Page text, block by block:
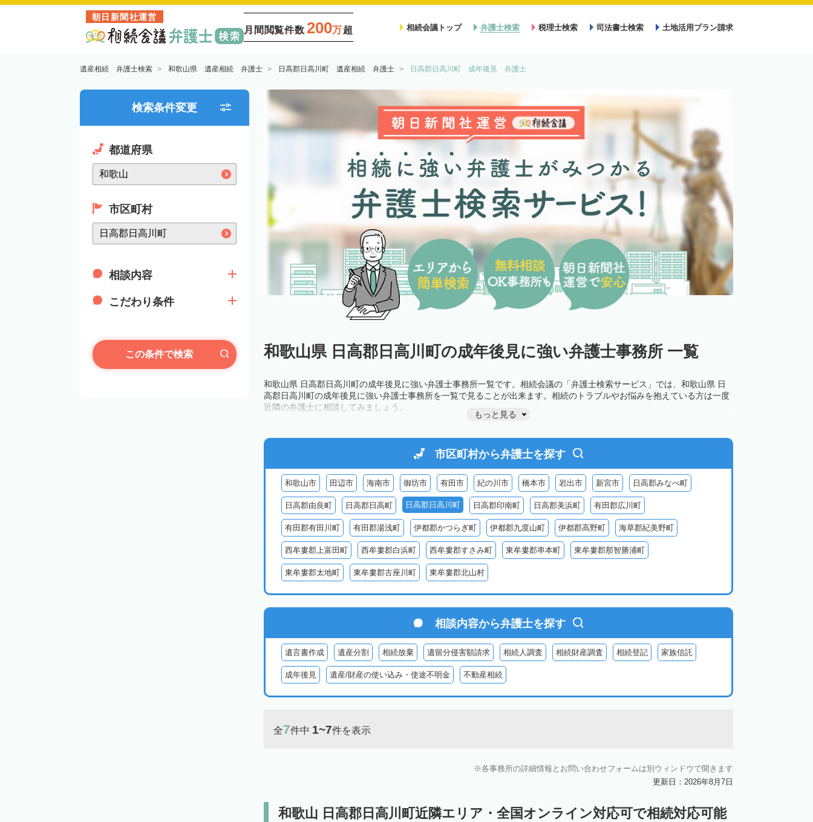
朝日新聞社運営
月間閲覧件数 200万超 相続会議トップ 弁護士検索 税理士検索 司法書士検索 土地活用プラン請求
遺産相続 弁護士検索 和歌山県 遺産相続 弁護士 日高郡日高川町 遺産相続 弁護士 日高郡日高川町 成年後見 弁護士
検索条件変更
都道府県
市区町村
相談内容
こだわり条件
この条件で検索 和歌山県 日高郡日高川町の成年後見に強い弁護士事務所 一覧
和歌山県 日高郡日高川町の成年後見に強い弁護士事務所一覧です。相続会議の「弁護士検索サービス」では、和歌山県 日
高郡日高川町の成年後見に強い弁護士事務所を一覧で見ることが出来ます。相続のトラブルやお悩みを抱えている方は一度
近隣の弁護士に相談してみましょう。
もっと見る
市区町村から弁護士を探す
和歌山市 田辺市 海南市 御坊市 有田市 紀の川市 橋本市 岩出市 新宮市 日高郡みなべ町
日高郡由良町 日高郡日高町 日高郡日高川町 日高郡印南町 日高郡美浜町 有田郡広川町
有田郡有田川町 有田郡湯浅町 伊都郡かつらぎ町 伊都郡九度山町 伊都郡高野町 海草郡紀美野町
西牟婁郡上富田町 西牟婁郡白浜町 西牟婁郡すさみ町 東牟婁郡串本町 東牟婁郡那智勝浦町
東牟婁郡太地町 東牟婁郡古座川町 東牟婁郡北山村
相談内容から弁護士を探す
遺言書作成 遺産分割 相続放棄 遺留分侵害額請求 相続人調査 相続財産調査 相続登記 家族信託
成年後見 遺産/財産の使い込み・使途不明金 不動産相続
全7件中 1~7件を表示
各事務所の詳細情報とお問い合わせフォームは別ウィンドウで開きます
更新日：2026年8月7日
和歌山 日高郡日高川町近隣エリア・全国オンライン対応可で相続対応可能